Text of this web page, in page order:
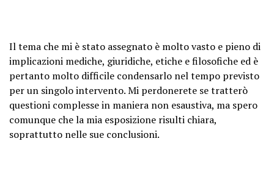
Il tema che mi è stato assegnato è molto vasto e pieno di
implicazioni mediche, giuridiche, etiche e filosofiche ed è
pertanto molto difficile condensarlo nel tempo previsto
per un singolo intervento. Mi perdonerete se tratterò
questioni complesse in maniera non esaustiva, ma spero
comunque che la mia esposizione risulti chiara,
soprattutto nelle sue conclusioni.